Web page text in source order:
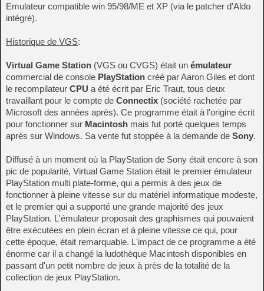
Emulateur compatible win 95/98/ME et XP (via le patcher d'Aldo
intégré).
Historique de VGS:
Virtual Game Station (VGS ou CVGS) était un émulateur
commercial de console PlayStation créé par Aaron Giles et dont
le recompilateur CPU a été écrit par Eric Traut, tous deux
travaillant pour le compte de Connectix (société rachetée par
Microsoft des années après). Ce programme était à l'origine écrit
pour fonctionner sur Macintosh mais fut porté quelques temps
après sur Windows. Sa vente fut stoppée à la demande de Sony.
Diffusé à un moment où la PlayStation de Sony était encore à son
pic de popularité, Virtual Game Station était le premier émulateur
PlayStation multi plate-forme, qui a permis à des jeux de
fonctionner à pleine vitesse sur du matériel informatique modeste,
et le premier qui a supporté une grande majorité des jeux
PlayStation. L'émulateur proposait des graphismes qui pouvaient
être exécutées en plein écran et à pleine vitesse ce qui, pour
cette époque, était remarquable. L'impact de ce programme a été
énorme car il a changé la ludothèque Macintosh disponibles en
passant d'un petit nombre de jeux à près de la totalité de la
collection de jeux PlayStation.